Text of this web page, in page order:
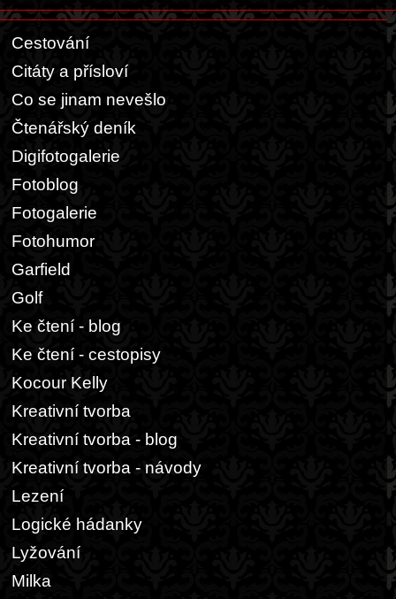
Cestování
Citáty a přísloví
Co se jinam nevešlo
Čtenářský deník
Digifotogalerie
Fotoblog
Fotogalerie
Fotohumor
Garfield
Golf
Ke čtení - blog
Ke čtení - cestopisy
Kocour Kelly
Kreativní tvorba
Kreativní tvorba - blog
Kreativní tvorba - návody
Lezení
Logické hádanky
Lyžování
Milka